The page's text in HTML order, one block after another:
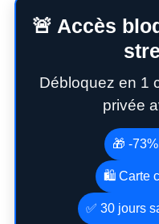
🚨 Accès
Débloquez en 1
privée
🎁 -
🛍️ Carte
✅ 30 jours